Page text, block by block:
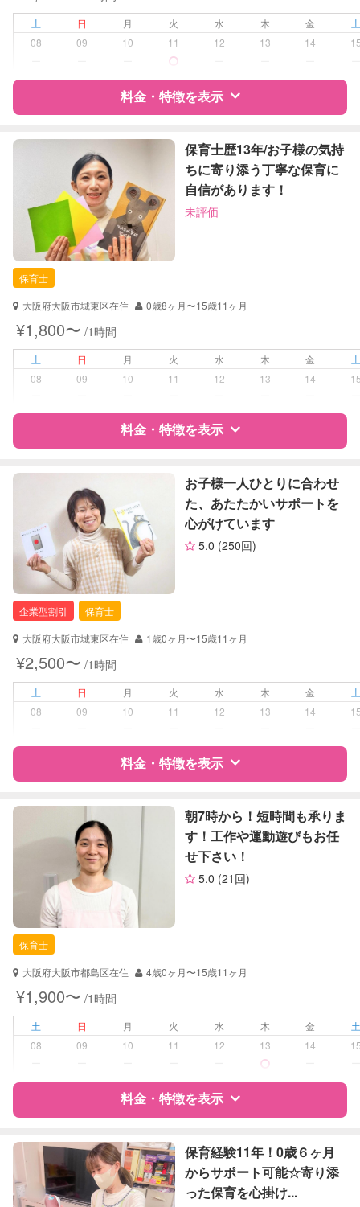
病児対応 病児、病後児、ともに不可
対応可否は個別に相談
なし
定期予約 可能
お子様の撮影
（定期特典）
対応可能
土 日 月 火 水 木 金
08
09 10 11 12 13 14
料金・特徴を表示
特徴 料金 レビュー
サポートの特徴
資格
企業型割引対象(旧内閣府補助対象)
保育士
病児対応 病児、病後児、ともに不可
障がい児対応 対応可否は個別に相談
レッスン なし
お引き受けしていません
お子様の撮影
（定期特典）
対応不可
保育士歴13年/お子様の気持
ちに寄り添う丁寧な保育に
自信があります！
未評価
保育士
大阪府大阪市城東区在住
0歳8ヶ月〜15歳11ヶ月
¥1,800〜 /1時間
土 日 月 火 水 木 金
08
09 10 11 12 13 14
料金・特徴を表示
特徴 料金 レビュー
サポートの特徴
資格
自治体届出済ベビーシッター
幼稚園教諭
対応可能/特徴 送迎サポート
病児対応
障がい児対応 対応可否は個別に相談
レッスン なし
お子様の撮影
（定期特典）
対応不可
お子様一人ひとりに合わせ
た、あたたかいサポートを
心がけています
5.0 (250回)
企業型割引
保育士
大阪府大阪市城東区在住
1歳0ヶ月〜15歳11ヶ月
¥2,500〜 /1時間
土 日 月 火 水 木 金
08
09 10 11 12 13 14
料金・特徴を表示
特徴 料金 レビュー
サポートの特徴
資格
保育士
夜間対応
子育て経験
障がい児対応 対応可否は個別に相談
レッスン
音楽レッスン
スポーツレッスン
絵・工作レッスン
朝7時から！短時間も承りま
す！工作や運動遊びもお任
せ下さい！
5.0 (21回)
保育士
大阪府大阪市都島区在住
4歳0ヶ月〜15歳11ヶ月
¥1,900〜 /1時間
土 日 月 火 水 木 金
08
09 10 11 12 13 14
料金・特徴を表示
特徴 料金 レビュー
サポートの特徴
保育経験11年！0歳６ヶ月
からサポート可能☆寄り添
った保育を心掛け...